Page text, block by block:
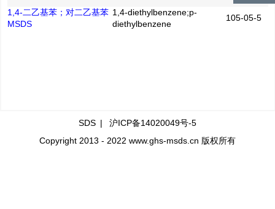
1,4-二乙基苯；对二乙基苯
MSDS
1,4-diethylbenzene;p-
diethylbenzene
105-05-5
SDS | 沪ICP备14020049号-5
Copyright 2013 - 2022 www.ghs-msds.cn 版权所有